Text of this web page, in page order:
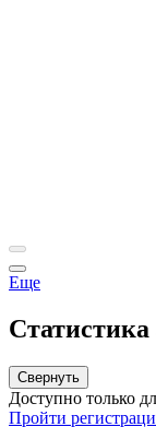
Еще
Статистика
Свернуть
Доступно только
Пройти